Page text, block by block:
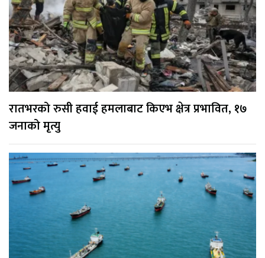
रातभरको रुसी हवाई हमलाबाट किएभ क्षेत्र प्रभावित, १७
जनाको मृत्यु